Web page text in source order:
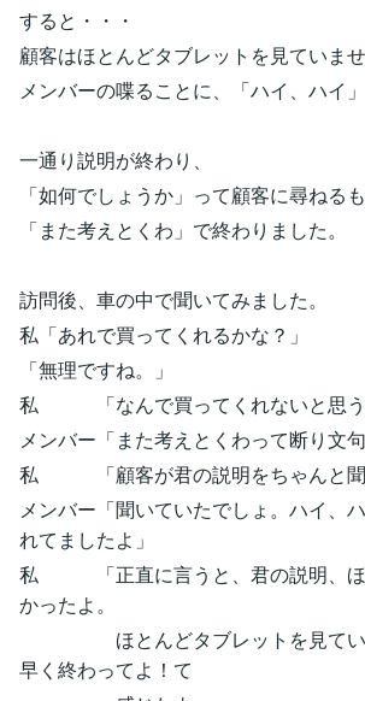
すると・・・
顧客はほとんどタブレットを見ていませ
メンバーの喋ることに、「ハイ、ハイ」
一通り説明が終わり、
「如何でしょうか」って顧客に尋ねるも
「また考えとくわ」で終わりました。
訪問後、車の中で聞いてみました。
私「あれで買ってくれるかな？」
「無理ですね。」
私 「なんで買ってくれないと思う
メンバー「また考えとくわって断り文句
私 「顧客が君の説明をちゃんと聞
メンバー「聞いていたでしょ。ハイ、
れてましたよ」
私 「正直に言うと、君の説明、ほ
かったよ。
ほとんどタブレットを見てい
早く終わってよ！て